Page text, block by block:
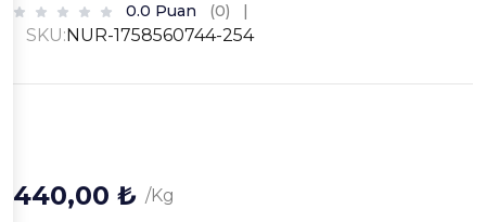
0.0 Puan (0) |
SKU: NUR-1758560744-254
440,00 ₺ /Kg